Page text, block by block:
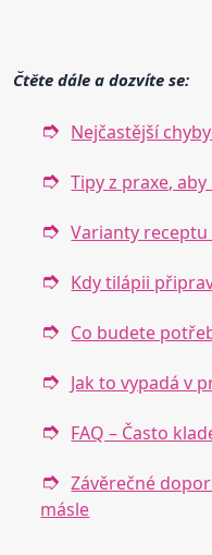
Čtěte dále a dozvíte se:
Nejčastější
Tipy z praxe,
Varianty
Kdy tilápii
Co budete
Jak to vypadá v
FAQ – Často
Závěrečné
másle